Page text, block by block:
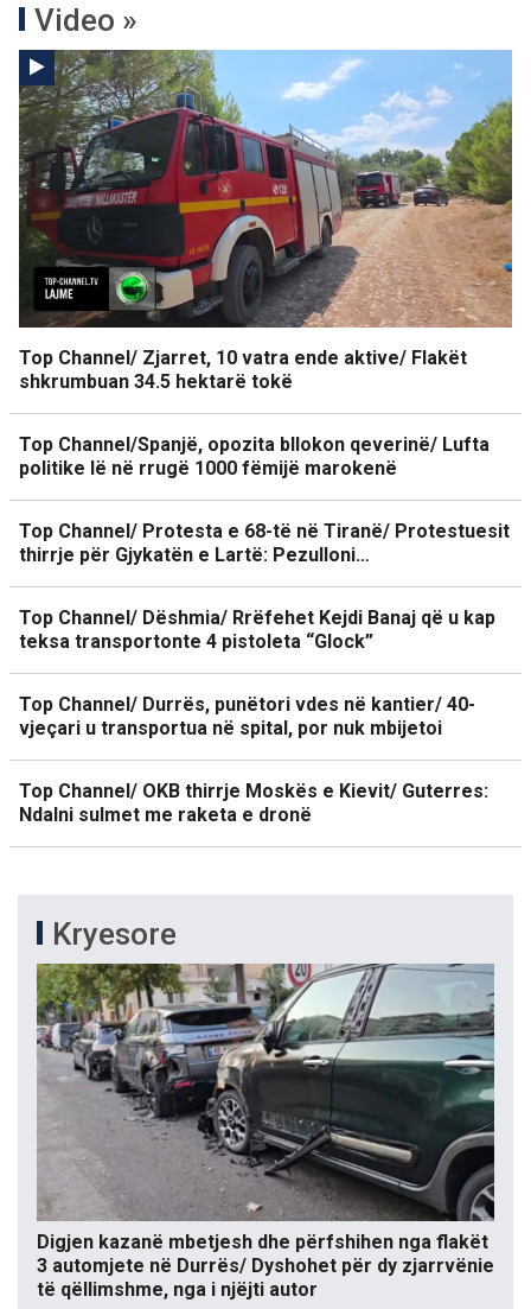
Video »
Top Channel/ Zjarret, 10 vatra ende aktive/ Flakët
shkrumbuan 34.5 hektarë tokë
Top Channel/Spanjë, opozita bllokon qeverinë/ Lufta
politike lë në rrugë 1000 fëmijë marokenë
Top Channel/ Protesta e 68-të në Tiranë/ Protestuesit
thirrje për Gjykatën e Lartë: Pezulloni…
Top Channel/ Dëshmia/ Rrëfehet Kejdi Banaj që u kap
teksa transportonte 4 pistoleta “Glock”
Top Channel/ Durrës, punëtori vdes në kantier/ 40-
vjeçari u transportua në spital, por nuk mbijetoi
Top Channel/ OKB thirrje Moskës e Kievit/ Guterres:
Ndalni sulmet me raketa e dronë
Kryesore
Digjen kazanë mbetjesh dhe përfshihen nga flakët
3 automjete në Durrës/ Dyshohet për dy zjarrvënie
të qëllimshme, nga i njëjti autor